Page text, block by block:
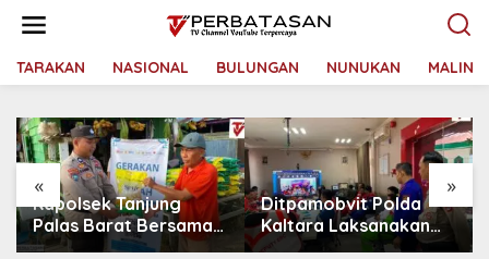
t
TARAKAN NASIONAL BULUNGAN NUNUKAN
« »
Ditpamobvit Polda
Kaltara Laksanakan
Risk Assessment di
Kapolda Kaltara
Terima Kunjungan
Silaturahmi Jajaran